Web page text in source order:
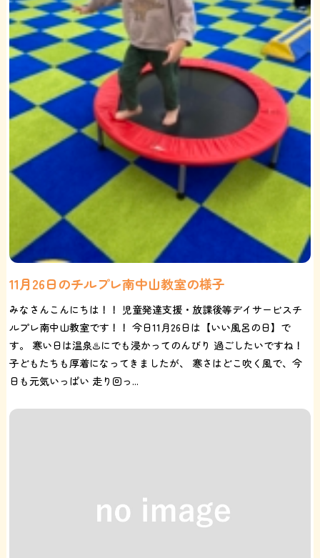
11月26日のチルプレ南中山教室の様子
みなさんこんにちは！！ 児童発達支援・放課後等デイサービスチ
ルプレ南中山教室です！！ 今日11月26日は【いい風呂の日】で
す。 寒い日は温泉♨️にでも浸かってのんびり 過ごしたいですね！
子どもたちも厚着になってきましたが、 寒さはどこ吹く風で、今
日も元気いっぱい 走り回っ...